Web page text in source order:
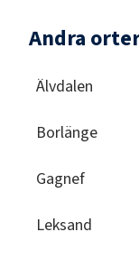
Andra
Älvdalen
Borlänge
Gagnef
Leksand